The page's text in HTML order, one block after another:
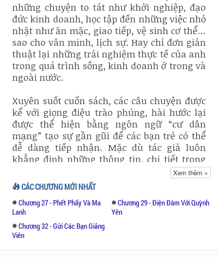
những chuyện to tát như khởi nghiệp, đạo
đức kinh doanh, học tập đến những việc nhỏ
nhặt như ăn mặc, giao tiếp, vệ sinh cơ thể…
sao cho văn minh, lịch sự. Hay chỉ đơn giản
thuật lại những trải nghiệm thực tế của anh
trong quá trình sống, kinh doanh ở trong và
ngoài nước.
Xuyên suốt cuốn sách, các câu chuyện được
kể với giọng điệu trào phúng, hài hước lại
được thể hiện bằng ngôn ngữ “cư dân
mạng” tạo sự gần gũi để các bạn trẻ có thể
dễ dàng tiếp nhận. Mặc dù tác giả luôn
khẳng định những thông tin, chi tiết trong
câu chuyện là hư cấu và thậm xưng nhưng
điều đó không có nghĩa làm cuốn sách bớt
đi sự thú vị.
Chia sẻ về sự ra đời của cuốn sách, tác giả
tâm niệm không muốn những điều anh tâm
đắc và đúc kết chỉ dừng lại ở mạng xã hội.
Xem thêm »
CÁC CHƯƠNG MỚI NHẤT
Chương 27 - Phết Phẩy Và Ma
Lanh
Chương 29 - Điện Đàm Với Quỳnh
Yên
Chương 32 - Gửi Các Bạn Giảng
Viên